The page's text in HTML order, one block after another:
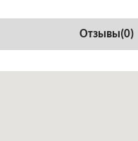
Отзывы(0)